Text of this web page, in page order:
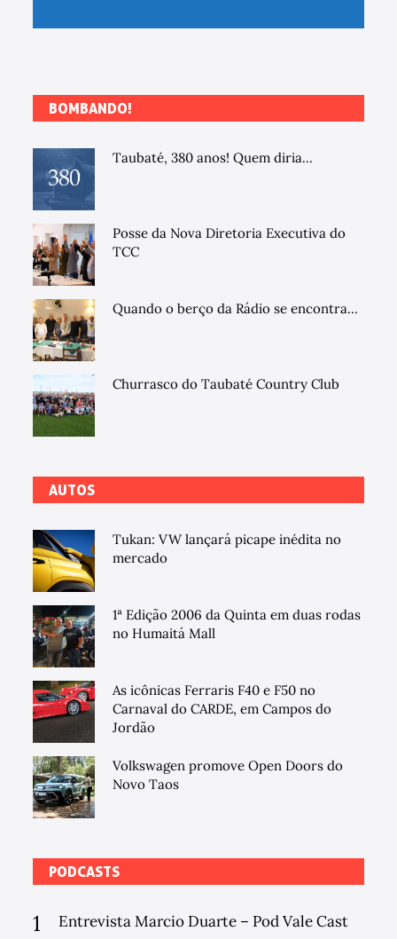
BOMBANDO!
Taubaté, 380 anos! Quem diria...
Posse da Nova Diretoria Executiva do
TCC
Quando o berço da Rádio se encontra...
Churrasco do Taubaté Country Club
AUTOS
Tukan: VW lançará picape inédita no
mercado
1ª Edição 2006 da Quinta em duas rodas
no Humaitá Mall
As icônicas Ferraris F40 e F50 no
Carnaval do CARDE, em Campos do
Jordão
Volkswagen promove Open Doors do
Novo Taos
PODCASTS
1 Entrevista Marcio Duarte – Pod Vale Cast